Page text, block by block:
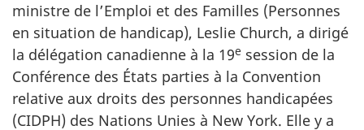
ministre de l’Emploi et des Familles (Personnes
en situation de handicap), Leslie Church, a dirigé
la délégation canadienne à la 19e session de la
Conférence des États parties à la Convention
relative aux droits des personnes handicapées
(CIDPH) des Nations Unies à New York. Elle y a